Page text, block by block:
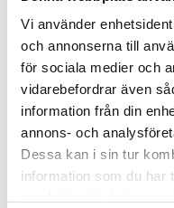
Vi använder
och annonserna till
för sociala medier och
vidarebefordrar även
information från din
annons- och
Dessa kan i sin tur
information som du har
Har du
Vi
Vår kundtjänst är